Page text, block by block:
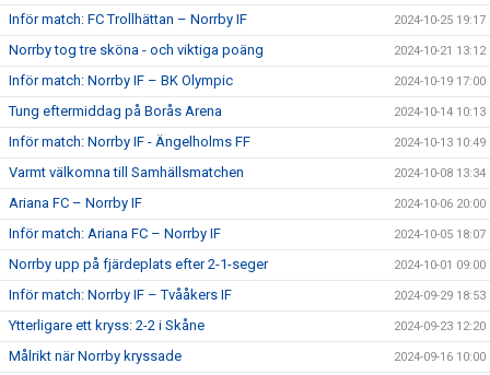
Inför match: FC Trollhättan – Norrby IF 2024-10-25 19:17
Norrby tog tre sköna - och viktiga poäng 2024-10-21 13:12
Inför match: Norrby IF – BK Olympic 2024-10-19 17:00
Tung eftermiddag på Borås Arena 2024-10-14 10:13
Inför match: Norrby IF - Ängelholms FF 2024-10-13 10:49
Varmt välkomna till Samhällsmatchen 2024-10-08 13:34
Ariana FC – Norrby IF 2024-10-06 20:00
Inför match: Ariana FC – Norrby IF 2024-10-05 18:07
Norrby upp på fjärdeplats efter 2-1-seger 2024-10-01 09:00
Inför match: Norrby IF – Tvååkers IF 2024-09-29 18:53
Ytterligare ett kryss: 2-2 i Skåne 2024-09-23 12:20
Målrikt när Norrby kryssade 2024-09-16 10:00